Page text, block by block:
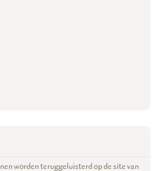
worden teruggeluisterd op de site van